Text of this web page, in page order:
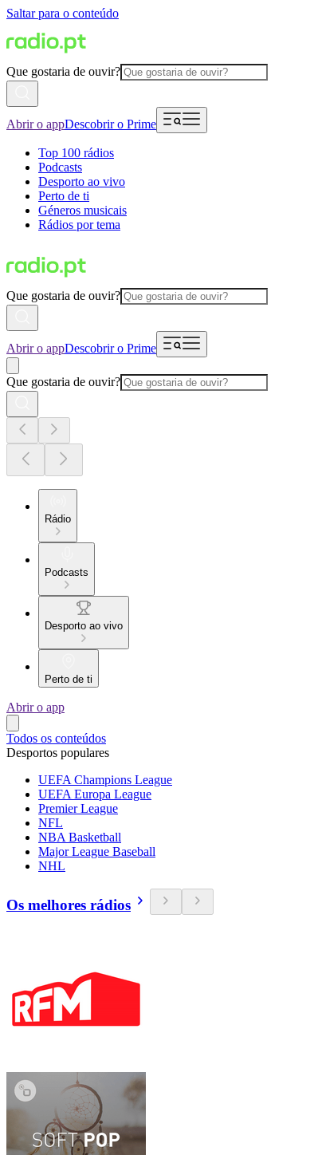
Saltar para o conteúdo
Que gostaria de ouvir?
Abrir o appDescobrir o Prime
Top 100 rádios
Podcasts
Desporto ao vivo
Perto de ti
Géneros musicais
Rádios por tema
Que gostaria de ouvir?
Abrir o appDescobrir o Prime
Que gostaria de ouvir?
Rádio
Podcasts
Desporto ao vivo
Perto de ti
Abrir o app
Todos os conteúdos
Desportos populares
UEFA Champions League
UEFA Europa League
Premier League
NFL
NBA Basketball
Major League Baseball
NHL
Os melhores rádios